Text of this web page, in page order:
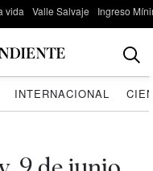
vida Valle Salvaje Ingreso
INTERNACIONAL